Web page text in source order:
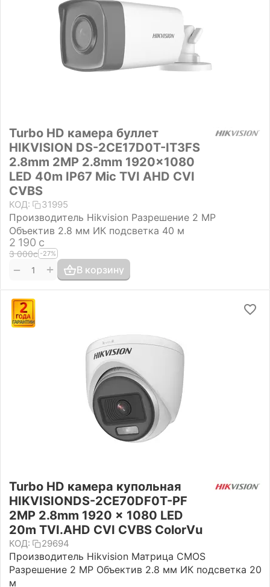
Turbo HD камера буллет
HIKVISION DS-2CE17D0T-IT3FS
2.8mm 2MP 2.8mm 1920×1080
LED 40m IP67 Mic TVI AHD CVI
CVBS
КОД: 31995
Производитель Hikvision Разрешение 2 MP
Объектив 2.8 мм ИК подсветка 40 м
2 190 с
3 000с -27%
+
− В корзину
Turbo HD камера купольная
HIKVISIONDS-2CE70DF0T-PF
2MP 2.8mm 1920 × 1080 LED
20m TVI.AHD CVI CVBS ColorVu
КОД: 29694
Производитель Hikvision Матрица CMOS
Разрешение 2 MP Объектив 2.8 мм ИК подсветка 20
м